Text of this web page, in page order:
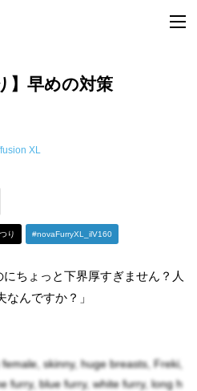
t
o
】早めの対策
XL
り #novaFurryXL_ilV160
にちょっと下界厚すぎません？人
んですか？」
skinny, huge breasts, Freki,
furry, blue furry, white furry, long h